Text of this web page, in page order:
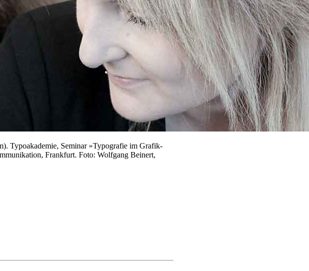
Typoakademie, Seminar »Typografie im Grafik-
Frankfurt. Foto: Wolfgang Beinert,